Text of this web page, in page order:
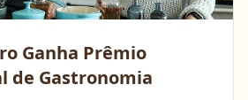
Ganha Prêmio
de Gastronomia